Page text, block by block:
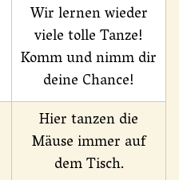
Wir lernen wieder
viele tolle Tanze!
Komm und nimm dir
deine Chance!
Hier tanzen die
Mäuse immer auf
dem Tisch.